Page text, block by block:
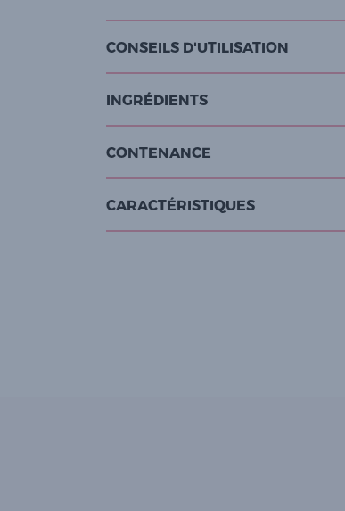
CONSEILS D'UTILISATION
INGRÉDIENTS
CONTENANCE
CARACTÉRISTIQUES